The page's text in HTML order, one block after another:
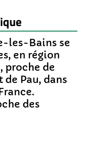
les-Bains se
en région
proche de
Pau, dans
des